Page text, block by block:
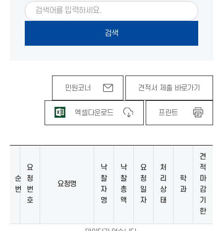
민원코너 견적서 제출 바로가기
엑셀다운로드 프린트
순
번
요
청
번
호
요청명
낙
찰
자
명
낙
찰
총
액
요
청
일
자
처
리
상
태
학
과
견
적
마
감
기
한